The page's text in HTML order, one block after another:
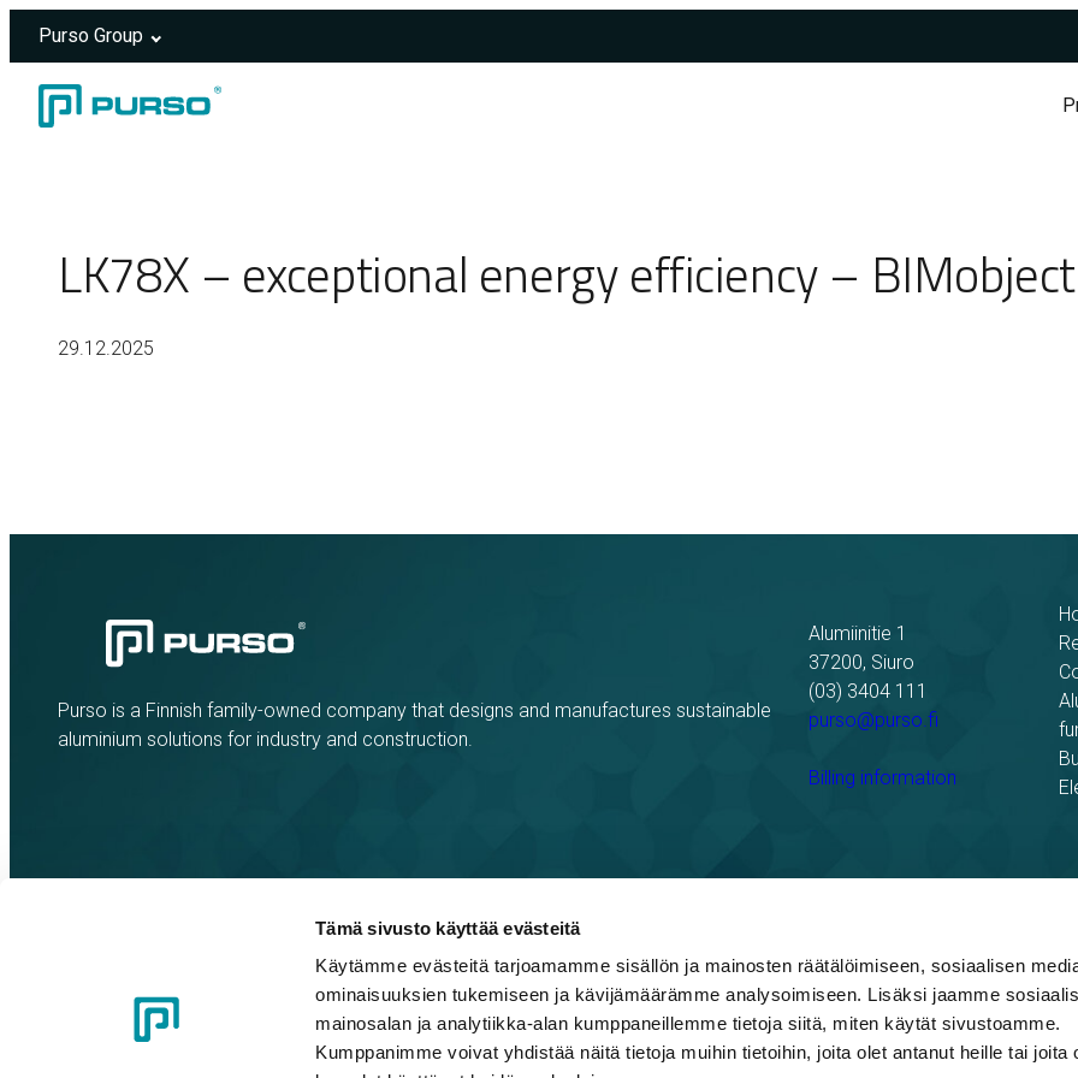
Tämä sivusto käyttää evästeitä
Käytämme evästeitä tarjoamamme sisällön ja mainosten räätälöimiseen, sosiaalisen
ominaisuuksien tukemiseen ja kävijämäärämme analysoimiseen. Lisäksi jaamme
mainosalan ja analytiikka-alan kumppaneillemme tietoja siitä, miten käytät sivustoamme.
Kumppanimme voivat yhdistää näitä tietoja muihin tietoihin, joita olet antanut heille tai joita
Purso Group
LK78X – exceptional energy efficiency –
29.12.2025
Purso is a Finnish family-owned company that designs and manufactures sustainable
aluminium solutions for industry and construction.
Alumiinitie 1
37200, Siuro
(03) 3404 111
purso@purso.fi
Billing information
Code of ConductWhistleblowing